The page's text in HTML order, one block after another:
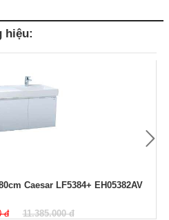
hiệu:
Caesar LF5384+ EH05382AV
đ 11.385.000 đ